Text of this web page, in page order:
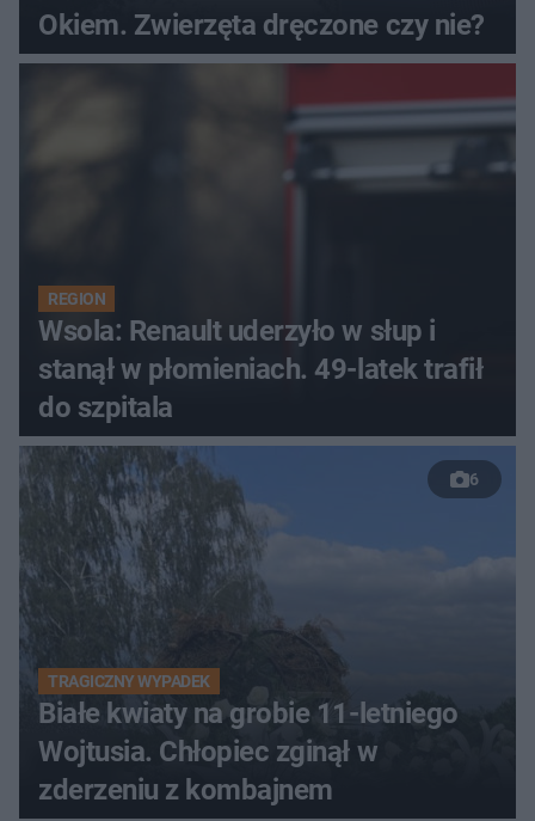
Okiem. Zwierzęta dręczone czy nie?
REGION
Wsola: Renault uderzyło w słup i
stanął w płomieniach. 49-latek trafił
do szpitala
6
TRAGICZNY WYPADEK
Białe kwiaty na grobie 11-letniego
Wojtusia. Chłopiec zginął w
zderzeniu z kombajnem